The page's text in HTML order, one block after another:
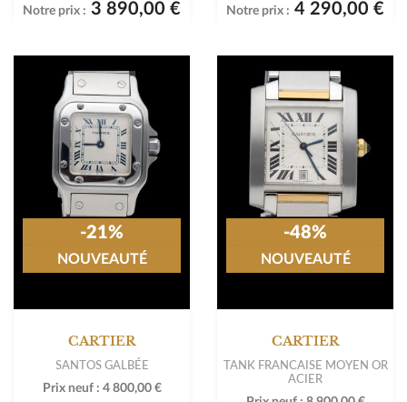
Notre prix : 3 890,00 € Notre prix : 4 290,00 €
CARTIER
SANTOS GALBÉE
Prix neuf : 4 800,00 €
-21%
NOUVEAUTÉ
CARTIER
TANK FRANCAISE MOYEN OR
ACIER
-48%
NOUVEAUTÉ